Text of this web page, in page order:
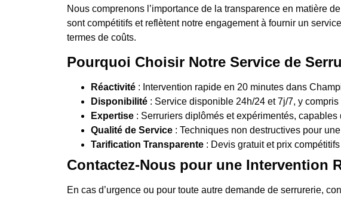
Nous comprenons l’importance de la transparence en matière
sont compétitifs et reflètent notre engagement à fournir un
termes de coûts.
Pourquoi Choisir Notre Service de
Réactivité : Intervention rapide en 20 minutes dans
Disponibilité : Service disponible 24h/24 et 7j/7, y
Expertise : Serruriers diplômés et expérimentés,
Qualité de Service : Techniques non destructives pour
Tarification Transparente : Devis gratuit et prix
Contactez-Nous pour une Intervention
En cas d’urgence ou pour toute autre demande de serrurerie,